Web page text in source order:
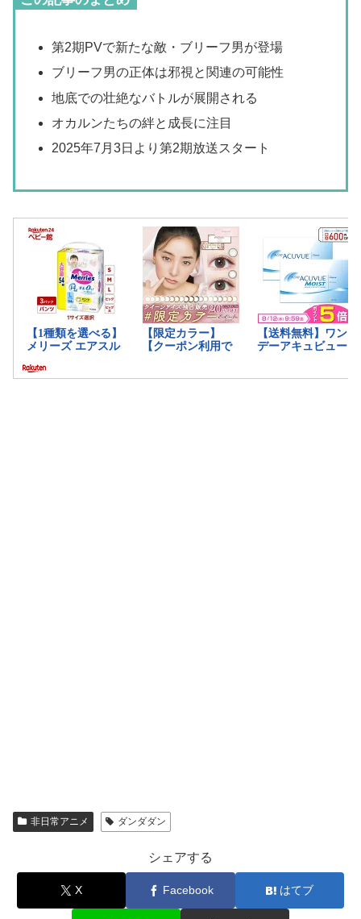
第2期PVで新たな敵・ブリーフ男が登場
ブリーフ男の正体は邪視と関連の可能性
地底での壮絶なバトルが展開される
オカルンたちの絆と成長に注目
2025年7月3日より第2期放送スタート
非日常アニメ ダンダダン
シェアする
X Facebook はてブ